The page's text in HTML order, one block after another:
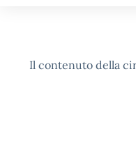
Il contenuto della